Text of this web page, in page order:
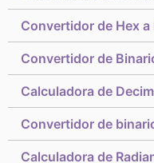
Convertidor de Hex a
Convertidor de
Calculadora de
Convertidor de
Calculadora de